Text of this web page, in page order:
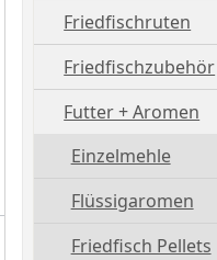
Friedfischruten
Friedfischzubehör
Futter + Aromen
Einzelmehle
Flüssigaromen
Friedfisch Pellets